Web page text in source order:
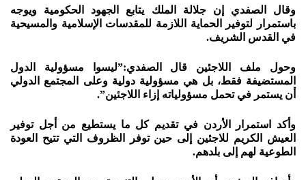
وقال الصفدي إن جلالة الملك يتابع الجهود الحكومية ويوجه
باستمرار لتوفير الحماية اللازمة للمقدسات الإسلامية والمسيحية
في القدس الشريف.
وحول ملف اللاجئين قال الصفدي:”ليسوا مسؤولية الدول
المستضيفة فقط، بل هي مسؤولية دولية وعلى المجتمع الدولي
أن يستمر في تحمل مسؤولياته إزاء اللاجئين”.
وأكد استمرار الأردن في تقديم كل ما يستطيع من أجل توفير
العيش الكريم للاجئين إلى حين توفر الظروف التي تتيح العودة
الطوعية لهم إلى بلدهم.